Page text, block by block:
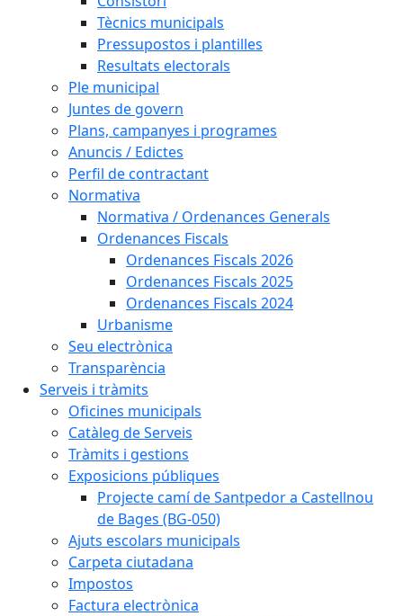
Tècnics municipals
Pressupostos i plantilles
Resultats electorals
Ple municipal
Juntes de govern
Plans, campanyes i programes
Anuncis / Edictes
Perfil de contractant
Normativa
Normativa / Ordenances Generals
Ordenances Fiscals
Ordenances Fiscals 2026
Ordenances Fiscals 2025
Ordenances Fiscals 2024
Urbanisme
Seu electrònica
Transparència
Serveis i tràmits
Oficines municipals
Catàleg de Serveis
Tràmits i gestions
Exposicions públiques
Projecte camí de Santpedor a Castellnou
de Bages (BG-050)
Ajuts escolars municipals
Carpeta ciutadana
Impostos
Factura electrònica